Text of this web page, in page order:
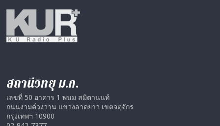
สถานีวิทยุ ม.ก.
เลขที่ 50 อาคาร 1 พนม สมิตานนท์
ถนนงามค์วงวาน แขวงลาดยาว เขตจตุจักร
กรุงเทพฯ 10900